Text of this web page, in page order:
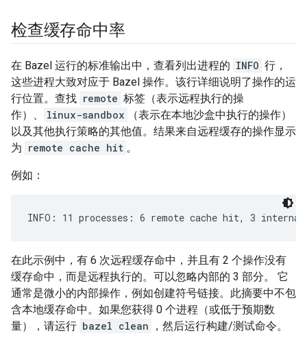
检查缓存命中率
在 Bazel 运行的标准输出中，查看列出进程的 INFO 行，
这些进程大致对应于 Bazel 操作。该行详细说明了操作的运
行位置。查找 remote 标签（表示远程执行的操
作）、
linux-sandbox
（表示在本地沙盒中执行的操作）
以及其他执行策略的其他值。结果来自远程缓存的操作显示
为 remote cache hit 。
例如：
在此示例中，有 6 次远程缓存命中，并且有 2 个操作没有
缓存命中，而是远程执行的。可以忽略内部的 3 部分。 它
通常是微小的内部操作，例如创建符号链接。此摘要中不包
含本地缓存命中。如果您获得 0 个进程（或低于预期数
量），请运行 bazel clean ，然后运行构建/测试命令。